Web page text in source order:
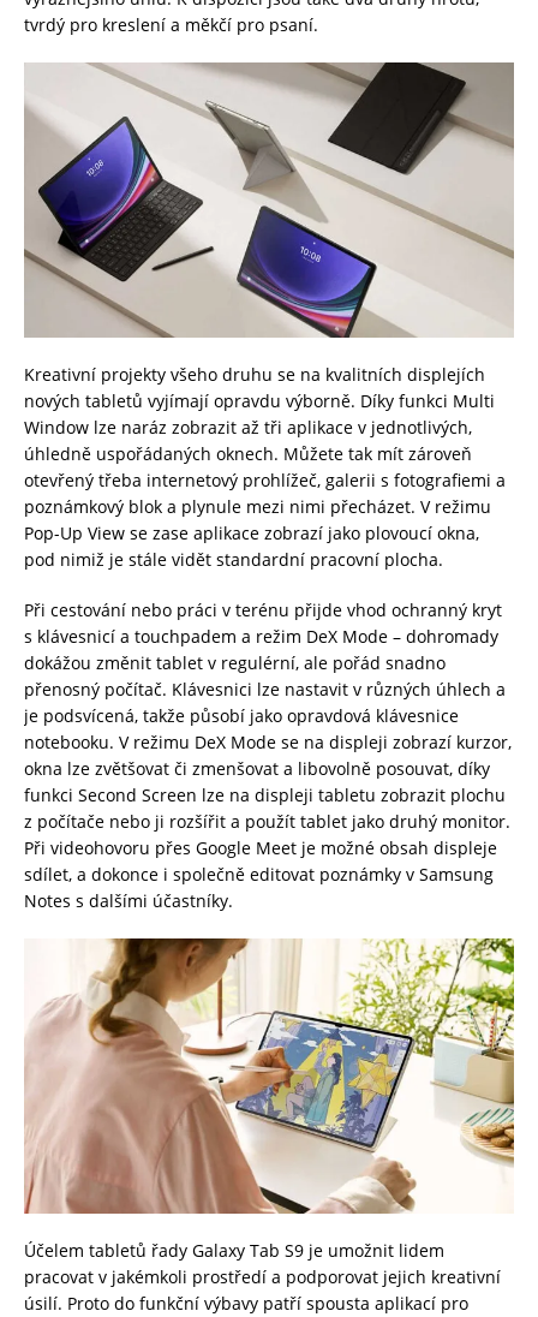
tvrdý pro kreslení a měkčí pro psaní.
Kreativní projekty všeho druhu se na kvalitních displejích
nových tabletů vyjímají opravdu výborně. Díky funkci Multi
Window lze naráz zobrazit až tři aplikace v jednotlivých,
úhledně uspořádaných oknech. Můžete tak mít zároveň
otevřený třeba internetový prohlížeč, galerii s fotografiemi a
poznámkový blok a plynule mezi nimi přecházet. V režimu
Pop-Up View se zase aplikace zobrazí jako plovoucí okna,
pod nimiž je stále vidět standardní pracovní plocha.
Při cestování nebo práci v terénu přijde vhod ochranný kryt
s klávesnicí a touchpadem a režim DeX Mode – dohromady
dokážou změnit tablet v regulérní, ale pořád snadno
přenosný počítač. Klávesnici lze nastavit v různých úhlech a
je podsvícená, takže působí jako opravdová klávesnice
notebooku. V režimu DeX Mode se na displeji zobrazí kurzor,
okna lze zvětšovat či zmenšovat a libovolně posouvat, díky
funkci Second Screen lze na displeji tabletu zobrazit plochu
z počítače nebo ji rozšířit a použít tablet jako druhý monitor.
Při videohovoru přes Google Meet je možné obsah displeje
sdílet, a dokonce i společně editovat poznámky v Samsung
Notes s dalšími účastníky.
Účelem tabletů řady Galaxy Tab S9 je umožnit lidem
pracovat v jakémkoli prostředí a podporovat jejich kreativní
úsilí. Proto do funkční výbavy patří spousta aplikací pro